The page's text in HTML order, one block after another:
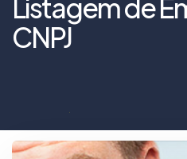
Listagem de
CNPJ